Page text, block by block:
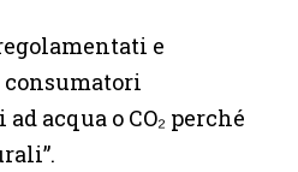
e
acqua o CO₂ perché